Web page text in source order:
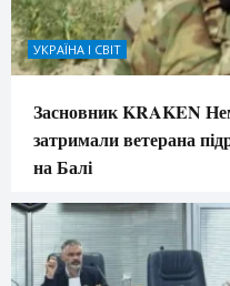
УКРАЇНА І СВІТ
Засновник KRAKEN
затримали ветерана
на Балі